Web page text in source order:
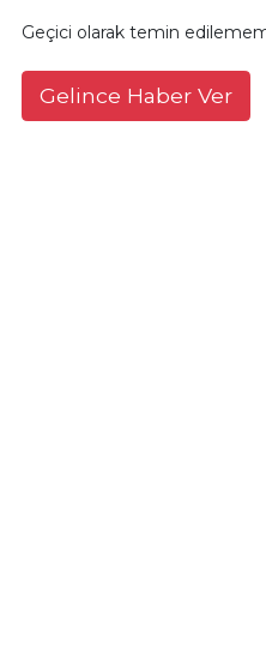
Geçici olarak temin
Gelince Haber Ver